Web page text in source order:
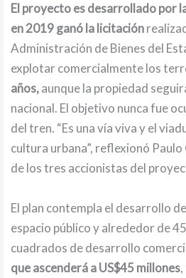
El proyecto es desarrollado por
en 2019 ganó la licitación
Administración de Bienes del
explotar comercialmente los
años,aunque la propiedad
nacional. El objetivo nunca fue
del tren. “Es una vía viva y el
cultura urbana”, reflexionó
de los tres accionistas del
El plan contempla el desarrollo
espacio público y alrededor de
cuadrados de desarrollo
que ascenderá a US$45 millones